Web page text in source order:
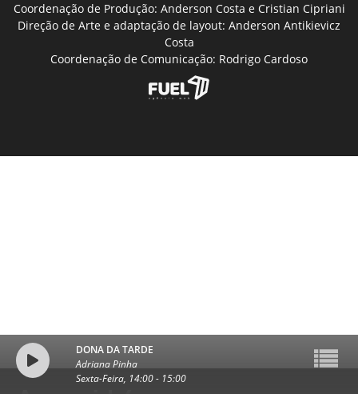
DONA DA TARDE
Adriana Pinha
Sexta-Feira, 14:00- 15:00
Coordenação de Produção: Anderson Costa e Cristian Cipriani
Direção de Arte e adaptação de layout: Anderson Antikievicz
Costa
Coordenação de Comunicação: Rodrigo Cardoso